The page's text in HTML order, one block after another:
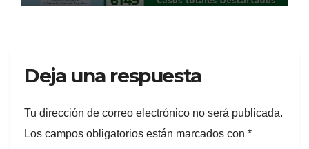
Deja una respuesta
Tu dirección de correo electrónico no será publicada.
Los campos obligatorios están marcados con *